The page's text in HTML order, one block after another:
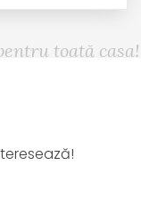
toată casa!